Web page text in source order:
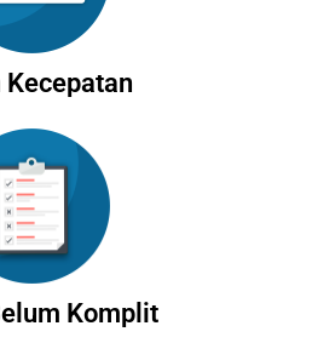
Komplit